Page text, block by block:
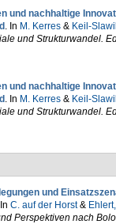
und nachhaltige
. In M. Kerres& Keil-
und Strukturwandel.
und nachhaltige
. In M. Kerres& Keil-
und Strukturwandel.
und
C. auf der Horst&
Perspektiven nach